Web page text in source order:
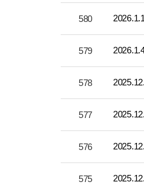
580
579
578
577
576
575